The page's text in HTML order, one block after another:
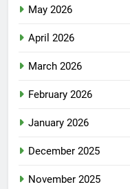
May 2026
April 2026
March 2026
February 2026
January 2026
December 2025
November 2025